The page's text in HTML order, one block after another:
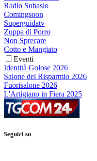
Radio Subasio
Comingsoon
Superguidatv
Zuppa di Porro
Non Sprecare
Cotto e Mangiato
Eventi
Identità Golose 2026
Salone del Risparmio 2026
Fuorisalone 2026
L'Artigiano in Fiera 2025
Seguici su